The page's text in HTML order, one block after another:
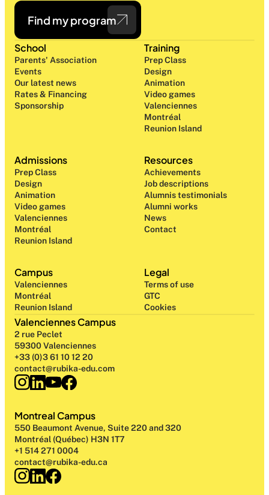
Find my program
Campus
Valenciennes
Montréal
Reunion Island
School
Parents' Association
Events
Our latest news
Rates & Financing
Sponsorship
Training
Prep Class
Design
Animation
Video games
Valenciennes
Montréal
Reunion Island
Admissions
Prep Class
Design
Animation
Video games
Valenciennes
Montréal
Reunion Island
Resources
Achievements
Job descriptions
Alumnis testimonials
Alumni works
News
Contact
Legal
Terms of use
GTC
Cookies
Valenciennes Campus
2 rue Peclet
59300 Valenciennes
+33 (0)3 61 10 12 20
contact@rubika-edu.com
Montreal Campus
550 Beaumont Avenue, Suite 220 and 320
Montréal (Québec) H3N 1T7
+1 514 271 0004
contact@rubika-edu.ca